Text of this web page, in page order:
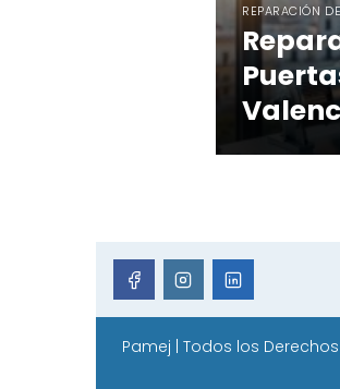
REPARACIÓN
Pamej | Todos los